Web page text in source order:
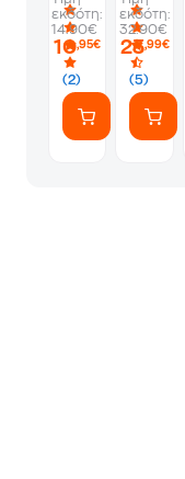
(2)
εκδότη:
14.90€
10,95€
(5)
εκδότη:
32.90€
23,99€